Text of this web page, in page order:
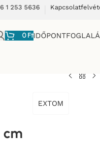
1 253 5636
0Ft
cm
EXTOM